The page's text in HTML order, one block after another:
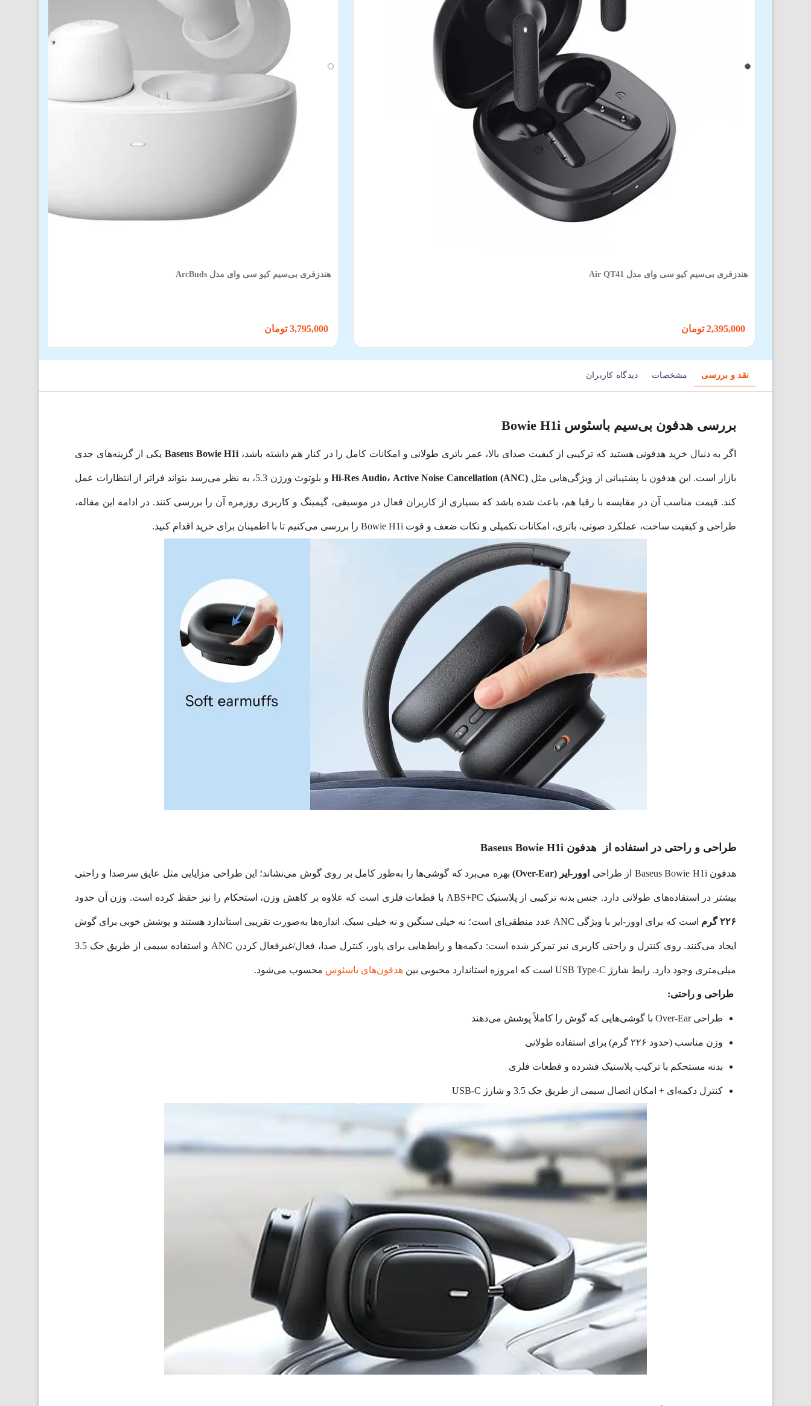
هندزفری بی‌سیم کیو سی وای مدل Air QT41 هندزفری بی‌سیم کیو سی وای مدل ArcBuds
نقد و بررسی مشخصات دیدگاه کاربران
بررسی هدفون بی‌سیم باسئوس Bowie H1i
اگر به دنبال خرید هدفونی هستید که ترکیبی از کیفیت صدای بالا، عمر باتری طولانی و امکانات کامل را در کنار هم داشته باشد، Baseus Bowie H1i یکی از گزینه‌های جدی
بازار است. این هدفون با پشتیبانی از ویژگی‌هایی مثل Hi-Res Audio، Active Noise Cancellation (ANC) و بلوتوث ورژن 5.3، به نظر می‌رسد بتواند فراتر از انتظارات عمل
کند. قیمت مناسب آن در مقایسه با رقبا هم، باعث شده باشد که بسیاری از کاربران فعال در موسیقی، گیمینگ و کاربری روزمره آن را بررسی کنند. در ادامه این مقاله،
طراحی و کیفیت ساخت، عملکرد صوتی، باتری، امکانات تکمیلی و نکات ضعف و قوت Bowie H1i را بررسی می‌کنیم تا با اطمینان برای خرید اقدام کنید.
طراحی و راحتی در استفاده از هدفون Baseus Bowie H1i
هدفون Baseus Bowie H1i از طراحی اوور-ایر (Over-Ear) بهره می‌برد که گوشی‌ها را به‌طور کامل بر روی گوش می‌نشاند؛ این طراحی مزایایی مثل عایق سرصدا و راحتی
بیشتر در استفاده‌های طولانی دارد. جنس بدنه ترکیبی از پلاستیک ABS+PC با قطعات فلزی است که علاوه بر کاهش وزن، استحکام را نیز حفظ کرده است. وزن آن حدود
۲۲۶ گرم است که برای اوور-ایر با ویژگی ANC عدد منطقی‌ای است؛ نه خیلی سنگین و نه خیلی سبک. اندازه‌ها به‌صورت تقریبی استاندارد هستند و پوشش خوبی برای گوش
ایجاد می‌کنند. روی کنترل و راحتی کاربری نیز تمرکز شده است: دکمه‌ها و رابط‌هایی برای پاور، کنترل صدا، فعال/غیرفعال کردن ANC و استفاده سیمی از طریق جک 3.5
میلی‌متری وجود دارد. رابط شارژ USB Type-C است که امروزه استاندارد محبوبی بین هدفون‌های باسئوس محسوب می‌شود.
طراحی و راحتی:
طراحی Over-Ear با گوشی‌هایی که گوش را کاملاً پوشش می‌دهند
وزن مناسب (حدود ۲۲۶ گرم) برای استفاده طولانی
بدنه مستحکم با ترکیب پلاستیک فشرده و قطعات فلزی
کنترل دکمه‌ای + امکان اتصال سیمی از طریق جک 3.5 و شارژ USB-C